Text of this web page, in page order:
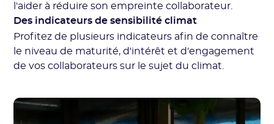
l'aider à réduire son empreinte collaborateur.
Des indicateurs de sensibilité climat
Profitez de plusieurs indicateurs afin de connaître
le niveau de maturité, d'intérêt et d'engagement
de vos collaborateurs sur le sujet du climat.